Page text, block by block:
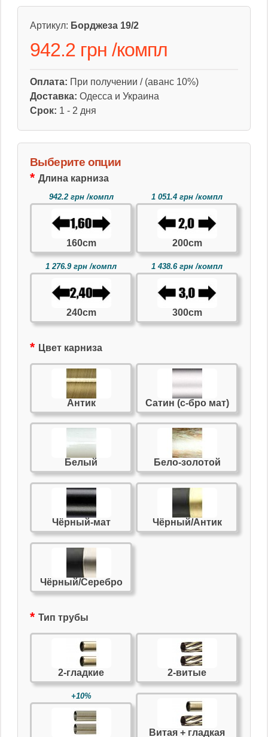
Артикул: Борджеза 19/2
942.2 грн /компл
Оплата: При получении / (аванс 10%)
Доставка: Одесса и Украина
Срок: 1 - 2 дня
Выберите опции
Длина карниза
942.2 грн /компл
160cm
1 051.4 грн /компл
200cm
1 276.9 грн /компл
240cm
1 438.6 грн /компл
300cm
Цвет карниза
Антик Сатин (с-бро мат)
Белый Бело-золотой
Чёрный-мат Чёрный/Антик
Чёрный/Серебро
Тип трубы
2-гладкие 2-витые
+10%
Витая + гладкая